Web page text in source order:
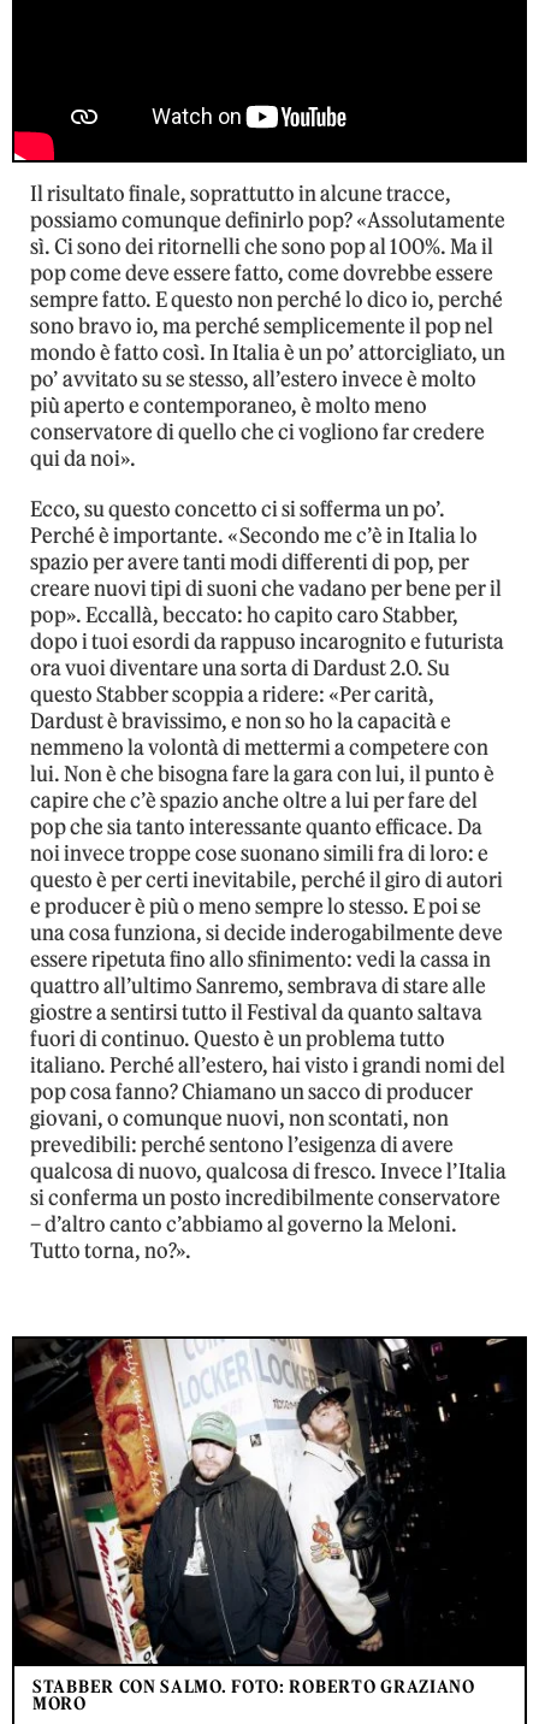
Il risultato finale, soprattutto in alcune tracce,
possiamo comunque definirlo pop? «Assolutamente
sì. Ci sono dei ritornelli che sono pop al 100%. Ma il
pop come deve essere fatto, come dovrebbe essere
sempre fatto. E questo non perché lo dico io, perché
sono bravo io, ma perché semplicemente il pop nel
mondo è fatto così. In Italia è un po’ attorcigliato, un
po’ avvitato su se stesso, all’estero invece è molto
più aperto e contemporaneo, è molto meno
conservatore di quello che ci vogliono far credere
qui da noi».
Ecco, su questo concetto ci si sofferma un po’.
Perché è importante. «Secondo me c’è in Italia lo
spazio per avere tanti modi differenti di pop, per
creare nuovi tipi di suoni che vadano per bene per il
pop». Eccallà, beccato: ho capito caro Stabber,
dopo i tuoi esordi da rappuso incarognito e futurista
ora vuoi diventare una sorta di Dardust 2.0. Su
questo Stabber scoppia a ridere: «Per carità,
Dardust è bravissimo, e non so ho la capacità e
nemmeno la volontà di mettermi a competere con
lui. Non è che bisogna fare la gara con lui, il punto è
capire che c’è spazio anche oltre a lui per fare del
pop che sia tanto interessante quanto efficace. Da
noi invece troppe cose suonano simili fra di loro: e
questo è per certi inevitabile, perché il giro di autori
e producer è più o meno sempre lo stesso. E poi se
una cosa funziona, si decide inderogabilmente deve
essere ripetuta fino allo sfinimento: vedi la cassa in
quattro all’ultimo Sanremo, sembrava di stare alle
giostre a sentirsi tutto il Festival da quanto saltava
fuori di continuo. Questo è un problema tutto
italiano. Perché all’estero, hai visto i grandi nomi del
pop cosa fanno? Chiamano un sacco di producer
giovani, o comunque nuovi, non scontati, non
prevedibili: perché sentono l’esigenza di avere
qualcosa di nuovo, qualcosa di fresco. Invece l’Italia
si conferma un posto incredibilmente conservatore
– d’altro canto c’abbiamo al governo la Meloni.
Tutto torna, no?».
STABBER CON SALMO. FOTO: ROBERTO GRAZIANO
MORO